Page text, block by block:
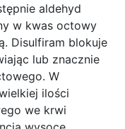
aldehyd
w kwas octowy
Disulfiram blokuje
lub znacznie
W
ilości
we krwi